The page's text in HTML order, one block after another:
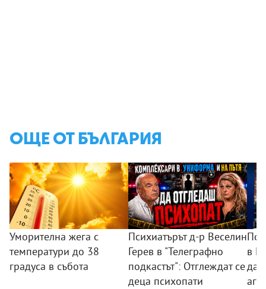
ОЩЕ ОТ БЪЛГАРИЯ
Уморителна жега с
температури до 38
градуса в събота
Психиатърът д-р Веселин
Герев в "Телеграфно
подкастът": Отглеждат се
деца психопати
в